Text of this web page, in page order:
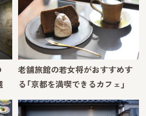
老舗旅館の若女将がおすすめす
る「京都を満喫できるカフェ」